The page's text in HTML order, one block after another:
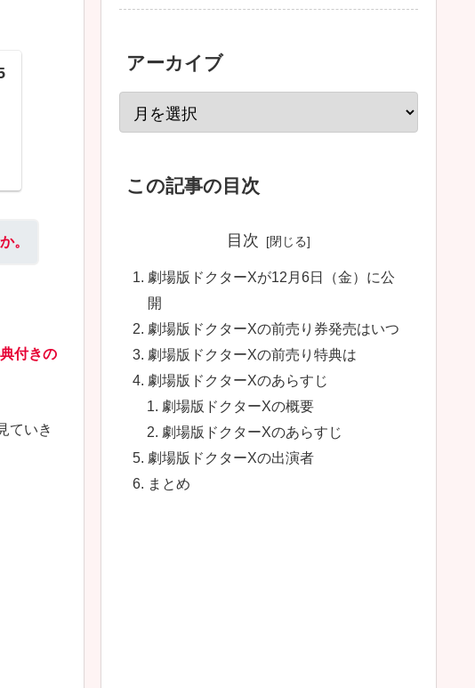
。
付きの
ていき
アーカイブ
この記事の目次
目次
劇場版ドクターXが12月6日（金）に公
開
劇場版ドクターXの前売り券発売はいつ
劇場版ドクターXの前売り特典は
劇場版ドクターXのあらすじ
劇場版ドクターXの概要
劇場版ドクターXのあらすじ
劇場版ドクターXの出演者
まとめ